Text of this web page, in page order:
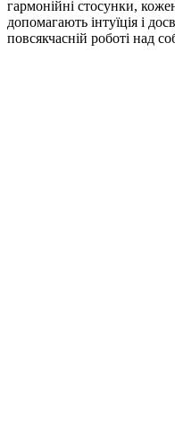
гармонійні стосунки,
допомагають інтуїція і
повсякчасній роботі над